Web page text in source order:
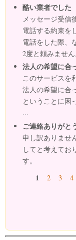
酷い業者でした
メッセージ受信
電話する約束を
電話をした際、
2度と頼みません
法人の希望に合
このサービスを
法人の希望に合
ということに困
...
ご連絡ありがと
申し訳ありませ
してと考えてお
す。
ページ1 2 3 4